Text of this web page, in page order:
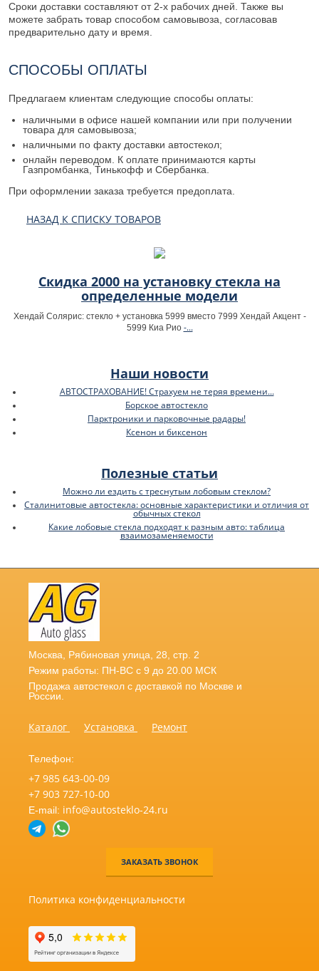
Сроки доставки составляют от 2-х рабочих дней. Также вы
можете забрать товар способом самовывоза, согласовав
предварительно дату и время.
СПОСОБЫ ОПЛАТЫ
Предлагаем клиентам следующие способы оплаты:
наличными в офисе нашей компании или при получении
товара для самовывоза;
наличными по факту доставки автостекол;
онлайн переводом. К оплате принимаются карты
Газпромбанка, Тинькофф и Сбербанка.
При оформлении заказа требуется предоплата.
НАЗАД К СПИСКУ ТОВАРОВ
Скидка 2000 на установку стекла на
определенные модели
Хендай Солярис: стекло + установка 5999 вместо 7999 Хендай Акцент -
5999 Киа Рио -...
Наши новости
АВТОСТРАХОВАНИЕ! Страхуем не теряя времени...
Борское автостекло
Парктроники и парковочные радары!
Ксенон и биксенон
Полезные статьи
Можно ли ездить с треснутым лобовым стеклом?
Сталинитовые автостекла: основные характеристики и отличия от
обычных стекол
Какие лобовые стекла подходят к разным авто: таблица
взаимозаменяемости
Москва, Рябиновая улица, 28, стр. 2
Режим работы: ПН-ВС с 9 до 20.00 МСК
Продажа автостекол с доставкой по Москве и
России.
Каталог Установка Ремонт
Телефон:
+7 985 643-00-09
+7 903 727-10-00
E-mail: info@autosteklo-24.ru
ЗАКАЗАТЬ ЗВОНОК
Политика конфиденциальности